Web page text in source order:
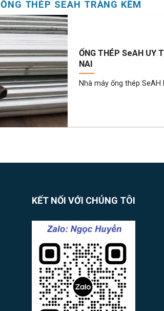
ỐNG THÉP SEAH TRÁNG KẼM
ỐNG THÉP SeAH UY
NAI
Nhà máy ống thép
KẾT NỐI VỚI CHÚNG TÔI